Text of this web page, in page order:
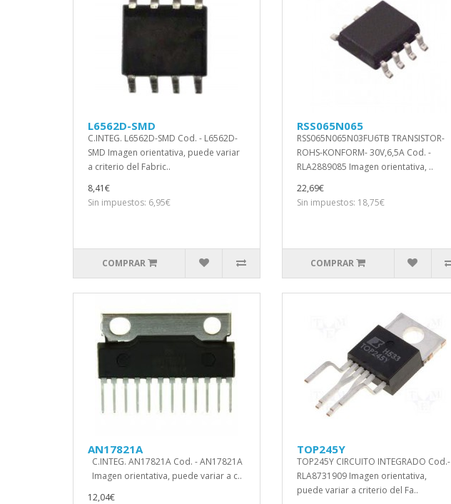
L6562D-SMD
C.INTEG. L6562D-SMD Cod. - L6562D-
SMD Imagen orientativa, puede variar
a criterio del Fabric..
8,41€
Sin impuestos: 6,95€
COMPRAR
RSS065N065
RSS065N065N03FU6TB TRANSISTOR-
ROHS-KONFORM- 30V,6,5A Cod. -
RLA2889085 Imagen orientativa, ..
22,69€
Sin impuestos: 18,75€
COMPRAR
AN17821A
C.INTEG. AN17821A Cod. - AN17821A
Imagen orientativa, puede variar a c..
12,04€
TOP245Y
TOP245Y CIRCUITO INTEGRADO Cod.-
RLA8731909 Imagen orientativa,
puede variar a criterio del Fa..